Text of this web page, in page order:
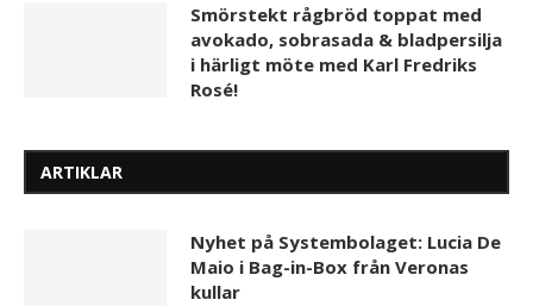
Smörstekt rågbröd toppat med
avokado, sobrasada & bladpersilja
i härligt möte med Karl Fredriks
Rosé!
ARTIKLAR
Nyhet på Systembolaget: Lucia De
Maio i Bag-in-Box från Veronas
kullar